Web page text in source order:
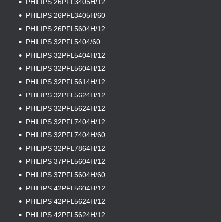
PHILIPS 26PFL3405H/12
PHILIPS 26PFL3405H/60
PHILIPS 26PFL5604H/12
PHILIPS 32PFL5404/60
PHILIPS 32PFL5404H/12
PHILIPS 32PFL5604H/12
PHILIPS 32PFL5614H/12
PHILIPS 32PFL5624H/12
PHILIPS 32PFL5624H/12
PHILIPS 32PFL7404H/12
PHILIPS 32PFL7404H/60
PHILIPS 32PFL7864H/12
PHILIPS 37PFL5604H/12
PHILIPS 37PFL5604H/60
PHILIPS 42PFL5604H/12
PHILIPS 42PFL5624H/12
PHILIPS 42PFL5624H/12